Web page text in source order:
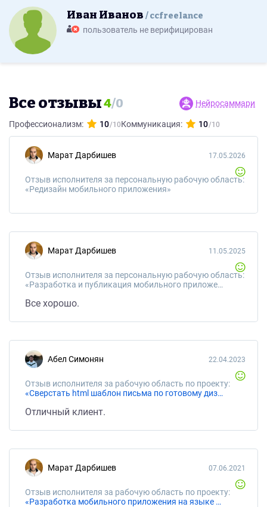
Иван Иванов ccfreelance
пользователь не верифицирован
Все отзывы4/0 Нейросаммари
Профессионализм: 10 Коммуникация: 10
Марат Дарбишев
Отзыв исполнителя за персональную рабочую область:
«Редизайн мобильного приложения»
17.05.2026
Марат Дарбишев
Отзыв исполнителя за персональную рабочую область:
«Разработка и публикация мобильного приложения для iOS и Android Этапы 3 из 3х»
11.05.2025
Все хорошо.
Абел Симонян
Отзыв исполнителя за рабочую область по проекту:
«Сверстать html шаблон письма по готовому дизайну»
22.04.2023
Отличный клиент.
Марат Дарбишев
Отзыв исполнителя за рабочую область по проекту:
«Разработка мобильного приложения на языке flutter для Android»
07.06.2021